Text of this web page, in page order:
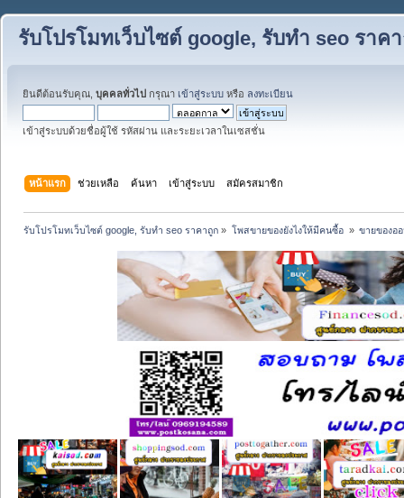
รับโปรโมทเว็บไซต์ google, รับทำ seo ราค
ยินดีต้อนรับคุณ, บุคคลทั่วไป กรุณา เข้าสู่ระบบ หรือ ลงทะเบียน
เข้าสู่ระบบด้วยชื่อผู้ใช้ รหัสผ่าน และระยะเวลาในเซสชั่น
หน้าแรก ช่วยเหลือ ค้นหา เข้าสู่ระบบ สมัครสมาชิก
รับโปรโมทเว็บไซต์ google, รับทำ seo ราคาถูก » โพสขายของยังไงให้มีคนซื้อ » ขายของอ